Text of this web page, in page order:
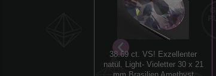
38.69 ct. VS! Exzellenter
natül. Light- Violetter 30 x 21